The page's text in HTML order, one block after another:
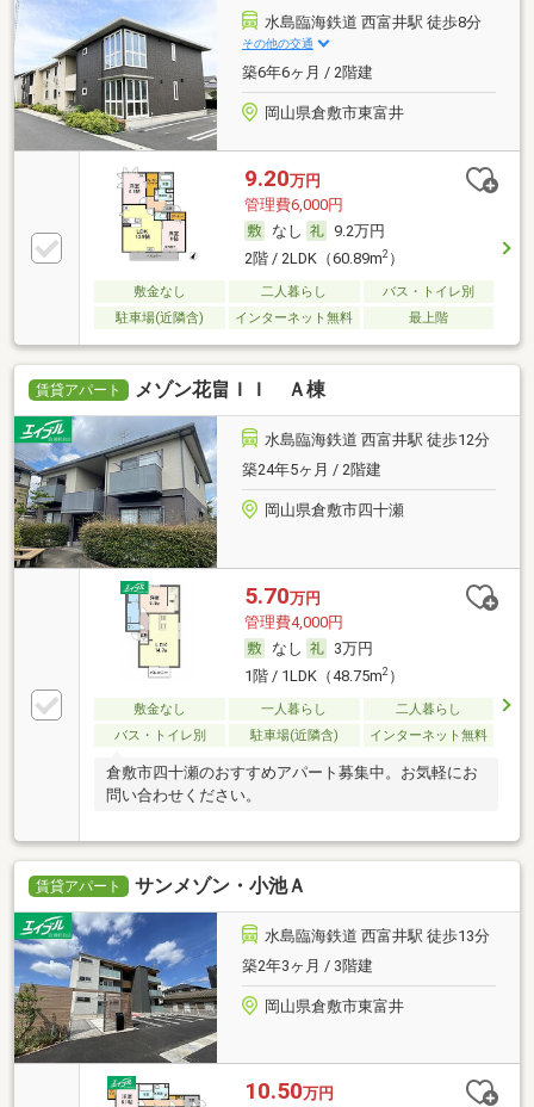
水島臨海鉄道 西富井駅 徒歩8分
その他の交通
築6年6ヶ月 / 2階建
岡山県倉敷市東富井
9.20万円
管理費6,000円
なし
9.2万円
2階 / 2LDK（60.89m2）
敷金なし 二人暮らし
バス・トイレ別
駐車場(近隣含)
インターネット無料 最上階
賃貸アパート メゾン花畠ＩＩ Ａ棟
水島臨海鉄道 西富井駅 徒歩12分
築24年5ヶ月 / 2階建
岡山県倉敷市四十瀬
5.70万円
管理費4,000円
なし
3万円
1階 / 1LDK（48.75m2）
敷金なし 一人暮らし
二人暮らし
バス・トイレ別
駐車場(近隣含) インターネット無料
倉敷市四十瀬のおすすめアパート募集中。お気軽にお
問い合わせください。
賃貸アパート サンメゾン・小池Ａ
水島臨海鉄道 西富井駅 徒歩13分
築2年3ヶ月 / 3階建
岡山県倉敷市東富井
10.50万円